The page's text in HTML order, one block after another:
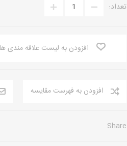
تعداد:
افزودن به لیست علاقه مندی
افزودن به فهرست مقایسه
Share